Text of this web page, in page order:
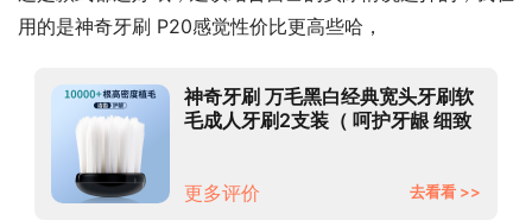
用的是神奇牙刷 P20感觉性价比更高些哈，
神奇牙刷 万毛黑白经典宽头牙刷软
毛成人牙刷2支装（ 呵护牙龈 细致
更多评价 去看看 >>